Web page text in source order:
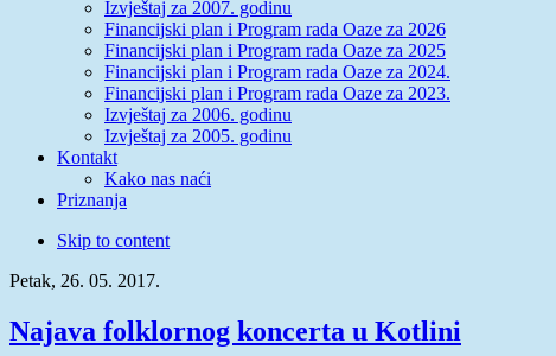
Izvještaj za 2007. godinu
Financijski plan i Program rada Oaze za 2026
Financijski plan i Program rada Oaze za 2025
Financijski plan i Program rada Oaze za 2024.
Financijski plan i Program rada Oaze za 2023.
Izvještaj za 2006. godinu
Izvještaj za 2005. godinu
Kontakt
Kako nas naći
Priznanja
Skip to content
Petak, 26. 05. 2017.
Najava folklornog koncerta u Kotlini